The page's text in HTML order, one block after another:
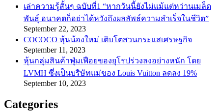
เล่าความรู้สั้นๆ ฉบับที่1 “หากวันนี้ยังไม่แม้แต่หว่านเมล็ด
พันธ์ุ อนาคตก็อย่าได้หวังถึงผลลัพธ์ความสำเร็จในชีวิต”
September 22, 2023
COCOCO หุ้นน้องใหม่ เติบโตสวนกระแสเศรษฐกิจ
September 11, 2023
หุ้นกลุ่มสินค้าฟุ่มเฟือยของยุโรปร่วงลงอย่างหนัก โดย
LVMH ซึ่งเป็นบริษัทแม่ของ Louis Vuitton ลดลง 19%
September 10, 2023
Categories